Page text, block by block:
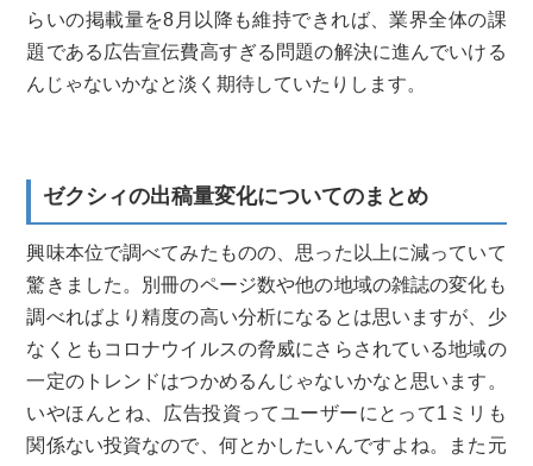
らいの掲載量を8月以降も維持できれば、業界全体の課
題である広告宣伝費高すぎる問題の解決に進んでいける
んじゃないかなと淡く期待していたりします。
ゼクシィの出稿量変化についてのまとめ
興味本位で調べてみたものの、思った以上に減っていて
驚きました。別冊のページ数や他の地域の雑誌の変化も
調べればより精度の高い分析になるとは思いますが、少
なくともコロナウイルスの脅威にさらされている地域の
一定のトレンドはつかめるんじゃないかなと思います。
いやほんとね、広告投資ってユーザーにとって1ミリも
関係ない投資なので、何とかしたいんですよね。また元